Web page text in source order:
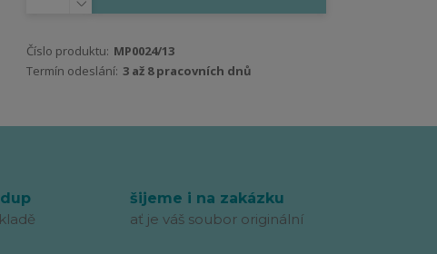
Číslo produktu: MP0024/13
Termín odeslání: 3 až 8 pracovních dnů
šijeme i na zakázku
ať je váš soubor originální